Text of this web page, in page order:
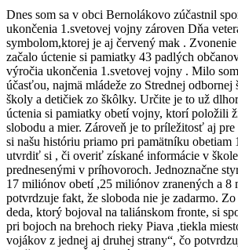
Dnes som sa v obci Bernolákovo zúčastnil
ukončenia 1.svetovej vojny zároven Dňa
symbolom,ktorej je aj červený mak .
začalo úctenie si pamiatky 43 padlých
výročia ukončenia 1.svetovej vojny . Milo
účasťou, najmä mládeže zo Strednej
školy a detičiek zo škôlky. Určite je to už
úctenia si pamiatky obetí vojny, ktorí položili
slobodu a mier. Zároveň je to príležitosť aj
si našu históriu priamo pri pamätníku obetiam
utvrdiť si , či overiť získané informácie v
prednesenými v príhovoroch. Jednoznačne
17 miliónov obetí ,25 miliónov zranených a 8
potvrdzuje fakt, že sloboda nie je zadarmo.
deda, ktorý bojoval na taliánskom fronte, si
pri bojoch na brehoch rieky Piava ,tiekla
vojákov z jednej aj druhej strany“, čo